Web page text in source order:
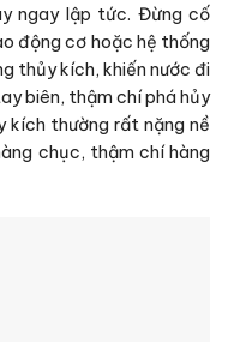
ngay lập tức. Đừng cố
động cơ hoặc hệ thống
thủy kích, khiến nước đi
biên, thậm chí phá hủy
kích thường rất nặng nề
chục, thậm chí hàng